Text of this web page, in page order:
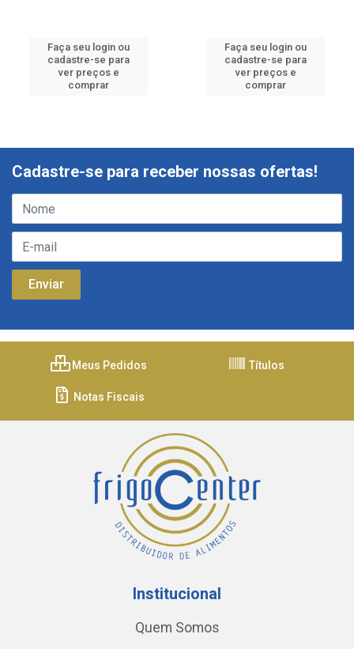
Faça seu login ou
cadastre-se para
ver preços e
comprar
Faça seu login ou
cadastre-se para
ver preços e
comprar
Cadastre-se para receber nossas ofertas!
Meus Pedidos Títulos
Notas Fiscais
Institucional
Quem Somos